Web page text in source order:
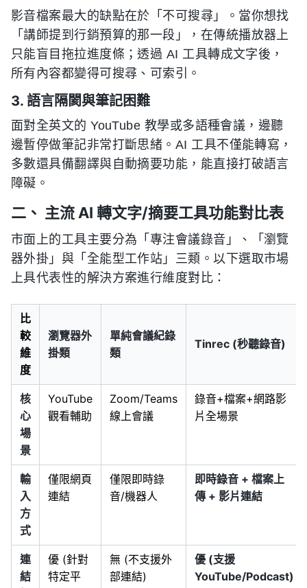
影音檔案最大的缺點在於「不可搜尋」。當你想找
「講師提到行銷預算的那一段」，在傳統播放器上
只能盲目拖拉進度條；透過 AI 工具轉成文字後，
所有內容都變得可搜尋、可索引。
3. 語言隔閡與筆記困難
面對全英文的 YouTube 教學或多語種會議，邊聽
邊暫停做筆記非常打斷思緒。AI 工具不僅能轉寫，
多數還具備翻譯與自動摘要功能，能直接打破語言
障礙。
二、 主流 AI 轉文字/摘要工具功能對比表
市面上的工具主要分為「專注會議錄音」、「瀏覽
器外掛」與「全能型工作站」三類。以下選取市場
上具代表性的解決方案進行維度對比：
比
較
維
度
瀏覽器外
掛類
單純會議紀錄
類
Tinrec (秒聽錄音)
核
心
場
景
YouTube
觀看輔助
Zoom/Teams
線上會議
錄音+檔案+網路影
片全場景
輸
入
方
式
僅限網頁
連結
僅限即時錄
音/機器人
即時錄音 + 檔案上
傳 + 影片連結
連
結
優 (針對
特定平
無 (不支援外
部連結)
優 (支援
YouTube/Podcast)